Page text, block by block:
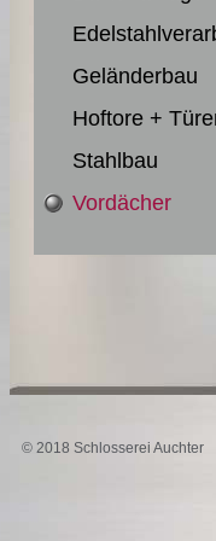
Geländerbau
Hoftore +
Stahlbau
Vordächer
© 2018 Schlosserei Auchter